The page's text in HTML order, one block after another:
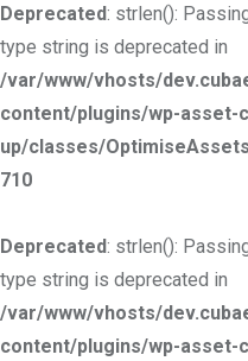
Deprecated: strlen():
type string is deprecated in
/var/www/vhosts/
content/plugins/wp-asset-
up/classes/
710
Deprecated: strlen():
type string is deprecated in
/var/www/vhosts/
content/plugins/wp-asset-